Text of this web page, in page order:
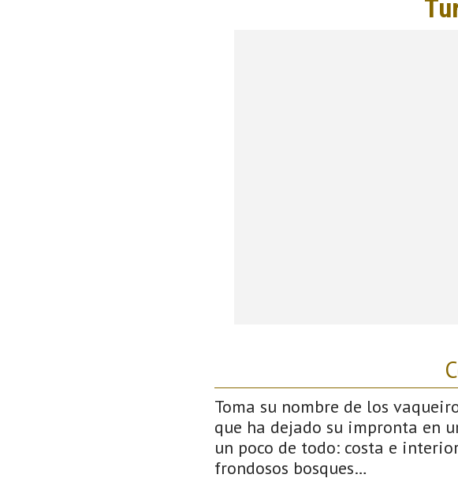
Toma su nombre de los
que ha dejado su impronta en
un poco de todo: costa e
frondosos bosques…